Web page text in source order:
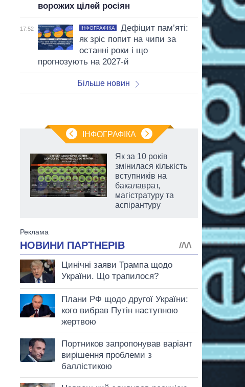
ворожих цілей росіян
17:52 ІНФОГРАФІКА
Дефіцит пам’яті:
як зріс попит на чипи за
останні роки і що
прогнозують на 2027-й
Більше новин
ІНФОГРАФІКА
Як за 10 років
змінилася кількість
вступників на
бакалаврат,
магістратуру та
аспірантуру